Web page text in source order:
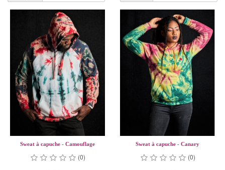
Sweat à capuche - Camouflage
(0)
Sweat à capuche - Canary
(0)